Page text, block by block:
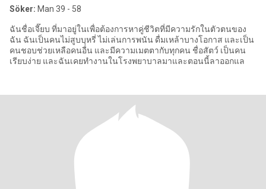
Söker: Man 39 - 58
ฉันชื่อเจี๊ยบ ที่มาอยู่ในเพื่อต้องการหาคู่ชีวิตที่มีความรักในตัวตนของ
ฉัน ฉันเป็นคนไม่สูบบุหรี่ ไม่เล่นการพนัน ดื่มเหล้าบางโอกาส และเป็น
คนชอบช่วยเหลือคนอื่น และมีความเมตตากับทุกคน ชื่อสัตว์ เป็นคน
เรียบง่าย และฉันเคยทำงานในโรงพยาบาลมาและตอนนี้ลาออกแล